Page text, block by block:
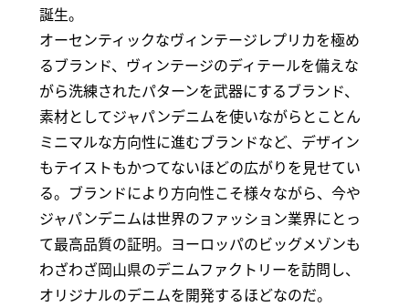
誕生。
オーセンティックなヴィンテージレプリカを極め
るブランド、ヴィンテージのディテールを備えな
がら洗練されたパターンを武器にするブランド、
素材としてジャパンデニムを使いながらとことん
ミニマルな方向性に進むブランドなど、デザイン
もテイストもかつてないほどの広がりを見せてい
る。ブランドにより方向性こそ様々ながら、今や
ジャパンデニムは世界のファッション業界にとっ
て最高品質の証明。ヨーロッパのビッグメゾンも
わざわざ岡山県のデニムファクトリーを訪問し、
オリジナルのデニムを開発するほどなのだ。